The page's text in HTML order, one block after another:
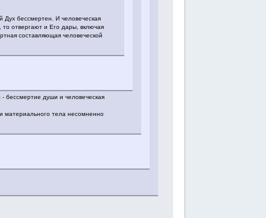
Дух бессмертен. И человеческая
то отвергают и Его дары, включая
составляющая человеческой
бессмертие души и человеческая
материального тела несомненно